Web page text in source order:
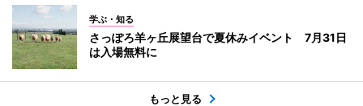
学ぶ・知る
さっぽろ羊ヶ丘展望台で夏休みイベント 7月31日
は入場無料に
もっと見る